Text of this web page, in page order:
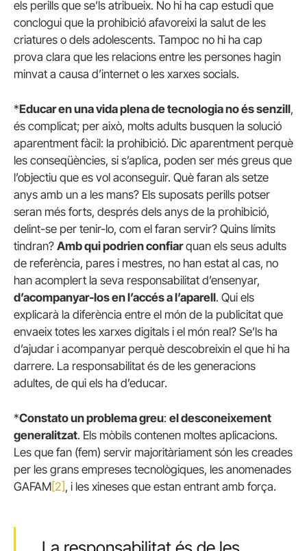
els perills que se’ls atribueix. No hi ha cap estudi que
conclogui que la prohibició afavoreixi la salut de les
criatures o dels adolescents. Tampoc no hi ha cap
prova clara que les relacions entre les persones hagin
minvat a causa d’internet o les xarxes socials.
*Educar en una vida plena de tecnologia no és senzill,
és complicat; per això, molts adults busquen la solució
aparentment fàcil: la prohibició. Dic aparentment perquè
les conseqüències, si s’aplica, poden ser més greus que
l’objectiu que es vol aconseguir. Què faran als setze
anys amb un a les mans? Els suposats perills potser
seran més forts, després dels anys de la prohibició,
delint-se per tenir-lo, com el faran servir? Quins límits
tindran? Amb qui podrien confiarquan els seus adults
de referència, pares i mestres, no han estat al cas, no
han acomplert la seva responsabilitat d’ensenyar,
d’acompanyar-los en l’accés a l’aparell. Qui els
explicarà la diferència entre el món de la publicitat que
envaeix totes les xarxes digitals i el món real? Se’ls ha
d’ajudar i acompanyar perquè descobreixin el que hi ha
darrere. La responsabilitat és de les generacions
adultes, de qui els ha d’educar.
*Constato un problema greu: el desconeixement
generalitzat. Els mòbils contenen moltes aplicacions.
Les que fan (fem) servir majoritàriament són les creades
per les grans empreses tecnològiques, les anomenades
GAFAM [2] , i les xineses que estan entrant amb força.